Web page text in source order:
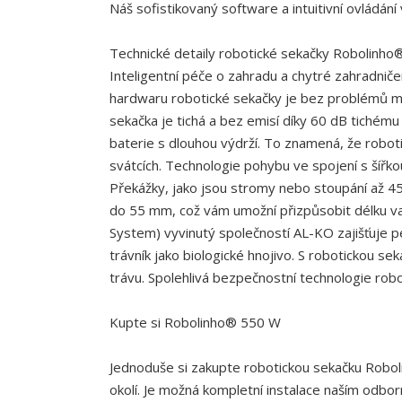
Náš sofistikovaný software a intuitivní
Technické detaily robotické sekačky
Inteligentní péče o zahradu a chytré
hardwaru robotické sekačky je bez problémů
sekačka je tichá a bez emisí díky 60 dB
baterie s dlouhou výdrží. To znamená, že
svátcích. Technologie pohybu ve spojení s
Překážky, jako jsou stromy nebo stoupání až
do 55 mm, což vám umožní přizpůsobit délku
System) vyvinutý společností AL-KO zajišťuje
trávník jako biologické hnojivo. S robotickou
trávu. Spolehlivá bezpečnostní technologie
Kupte si Robolinho® 550 W
Jednoduše si zakupte robotickou sekačku
okolí. Je možná kompletní instalace naším